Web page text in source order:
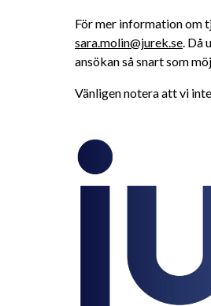
sara.molin@jurek.se .
ansökan så snart som
Vänligen notera att vi